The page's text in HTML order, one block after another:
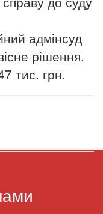
адмінсуд
рішення.
тис. грн.